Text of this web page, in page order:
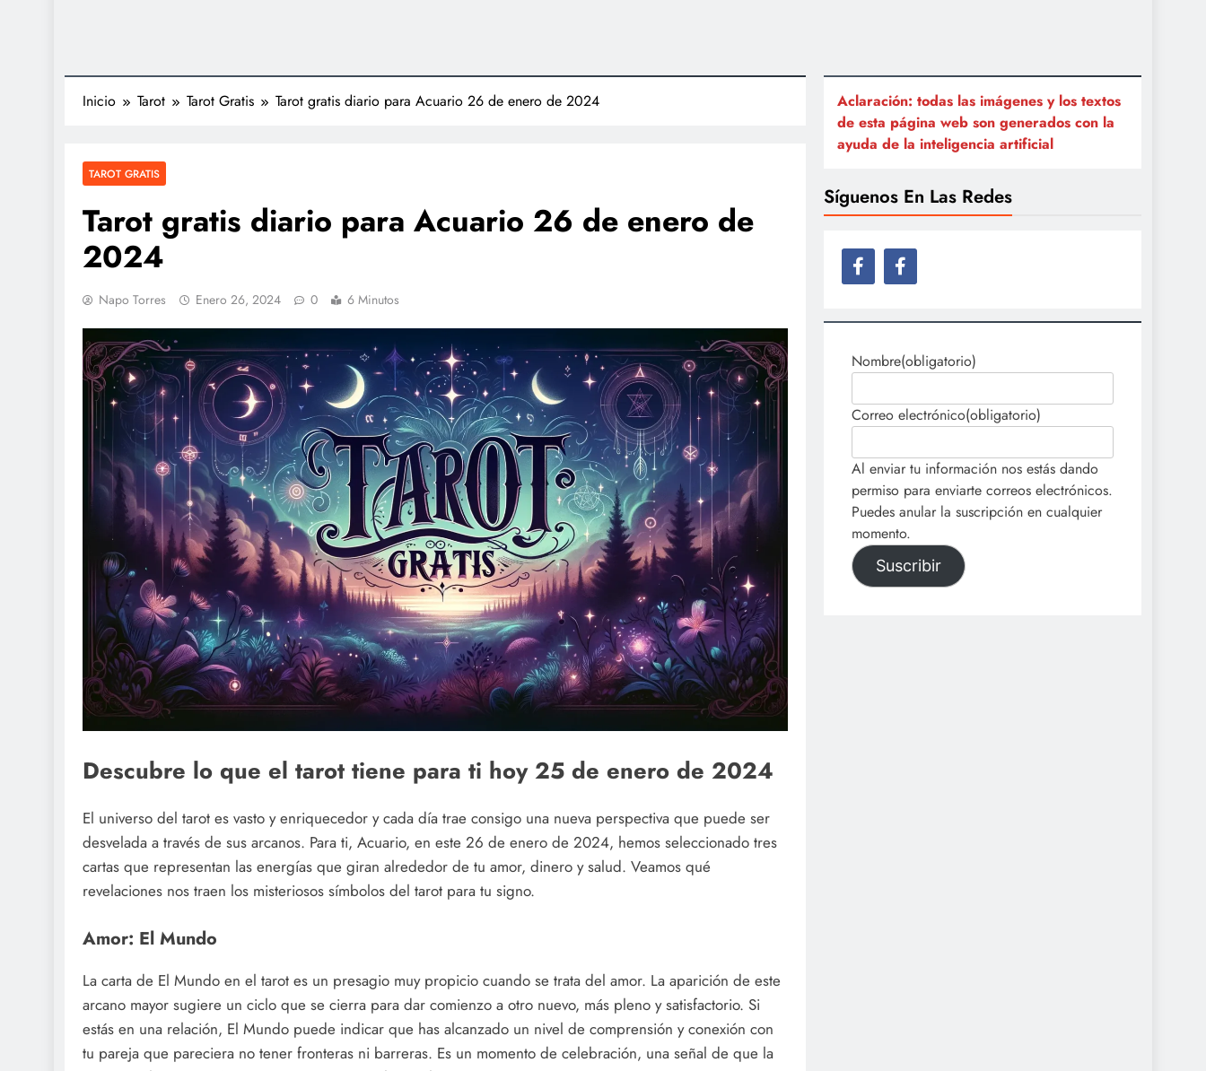
Inicio Tarot Tarot Gratis Tarot gratis diario para Acuario 26 de enero de 2024
TAROT GRATIS
Tarot gratis diario para Acuario 26 de enero de
2024
Napo Torres Enero 26, 2024 0 6 Minutos
Descubre lo que el tarot tiene para ti hoy 25 de enero de 2024
El universo del tarot es vasto y enriquecedor y cada día trae consigo una nueva perspectiva que puede ser
desvelada a través de sus arcanos. Para ti, Acuario, en este 26 de enero de 2024, hemos seleccionado tres
cartas que representan las energías que giran alrededor de tu amor, dinero y salud. Veamos qué
revelaciones nos traen los misteriosos símbolos del tarot para tu signo.
Amor: El Mundo
La carta de El Mundo en el tarot es un presagio muy propicio cuando se trata del amor. La aparición de este
arcano mayor sugiere un ciclo que se cierra para dar comienzo a otro nuevo, más pleno y satisfactorio. Si
estás en una relación, El Mundo puede indicar que has alcanzado un nivel de comprensión y conexión con
tu pareja que pareciera no tener fronteras ni barreras. Es un momento de celebración, una señal de que la
Aclaración: todas las imágenes y los textos
de esta página web son generados con la
ayuda de la inteligencia artificial
Síguenos En Las Redes
Nombre(obligatorio)
Correo electrónico(obligatorio)
Al enviar tu información nos estás dando
permiso para enviarte correos electrónicos.
Puedes anular la suscripción en cualquier
momento.
Suscribir